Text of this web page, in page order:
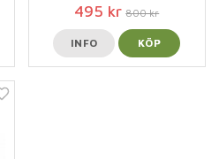
495 kr 800 kr
INFO KÖP